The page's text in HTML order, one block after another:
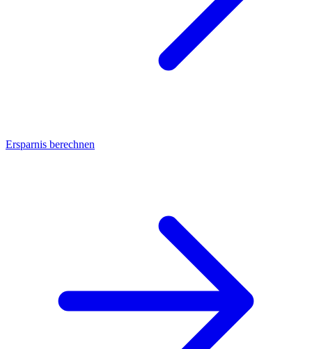
Ersparnis berechnen